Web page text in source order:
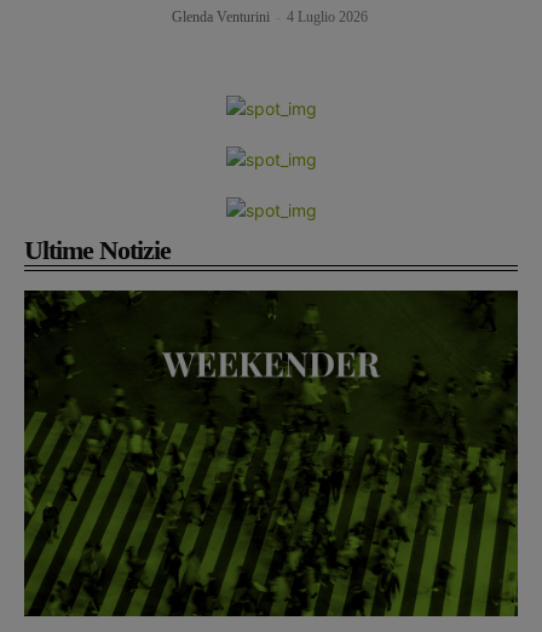
Glenda Venturini 4 Luglio 2026
Ultime Notizie